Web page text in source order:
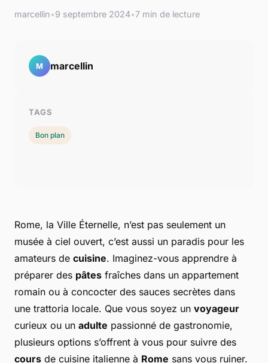
marcellin•9 septembre 2024•7 min de lecture
Rome, la Ville Éternelle, n’est pas seulement un
musée à ciel ouvert, c’est aussi un paradis pour les
amateurs de cuisine. Imaginez-vous apprendre à
préparer des pâtes fraîches dans un appartement
romain ou à concocter des sauces secrètes dans
une trattoria locale. Que vous soyez un voyageur
curieux ou un adulte passionné de gastronomie,
plusieurs options s’offrent à vous pour suivre des
cours de cuisine italienne à Rome sans vous ruiner.
M marcellin
TAGS
Bon plan